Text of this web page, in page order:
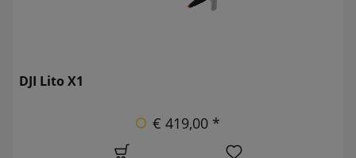
DJI Lito X1
€ 419,00 *